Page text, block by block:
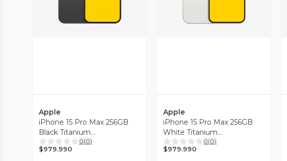
Apple
iPhone 15 Pro Max 256GB
Black Titanium
Reacondicionado
0(0)
$979.990
Apple
iPhone 15 Pro Max 256GB
White Titanium
Reacondicionado
0(0)
$979.990